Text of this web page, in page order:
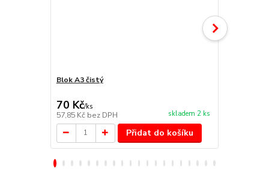
Blok A3 čistý
70 Kč/ks
57,85 Kč bez DPH skladem 2 ks
Přidat do košíku